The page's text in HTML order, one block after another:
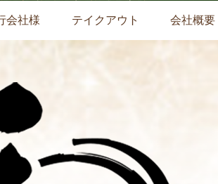
会社様 テイクアウト 会社概要